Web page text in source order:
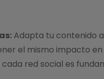
Adapta tu contenido
el mismo impacto
red social es